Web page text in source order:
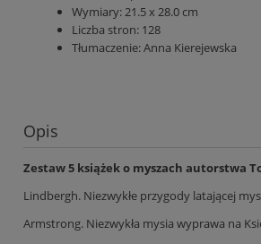
Wymiary: 21.5 x 28.0 cm
Liczba stron: 128
Tłumaczenie:Anna Kierejewska
Opis
Zestaw 5 książek o myszach autorstwa
Lindbergh. Niezwykłe przygody latającej
Armstrong. Niezwykła mysia wyprawa na